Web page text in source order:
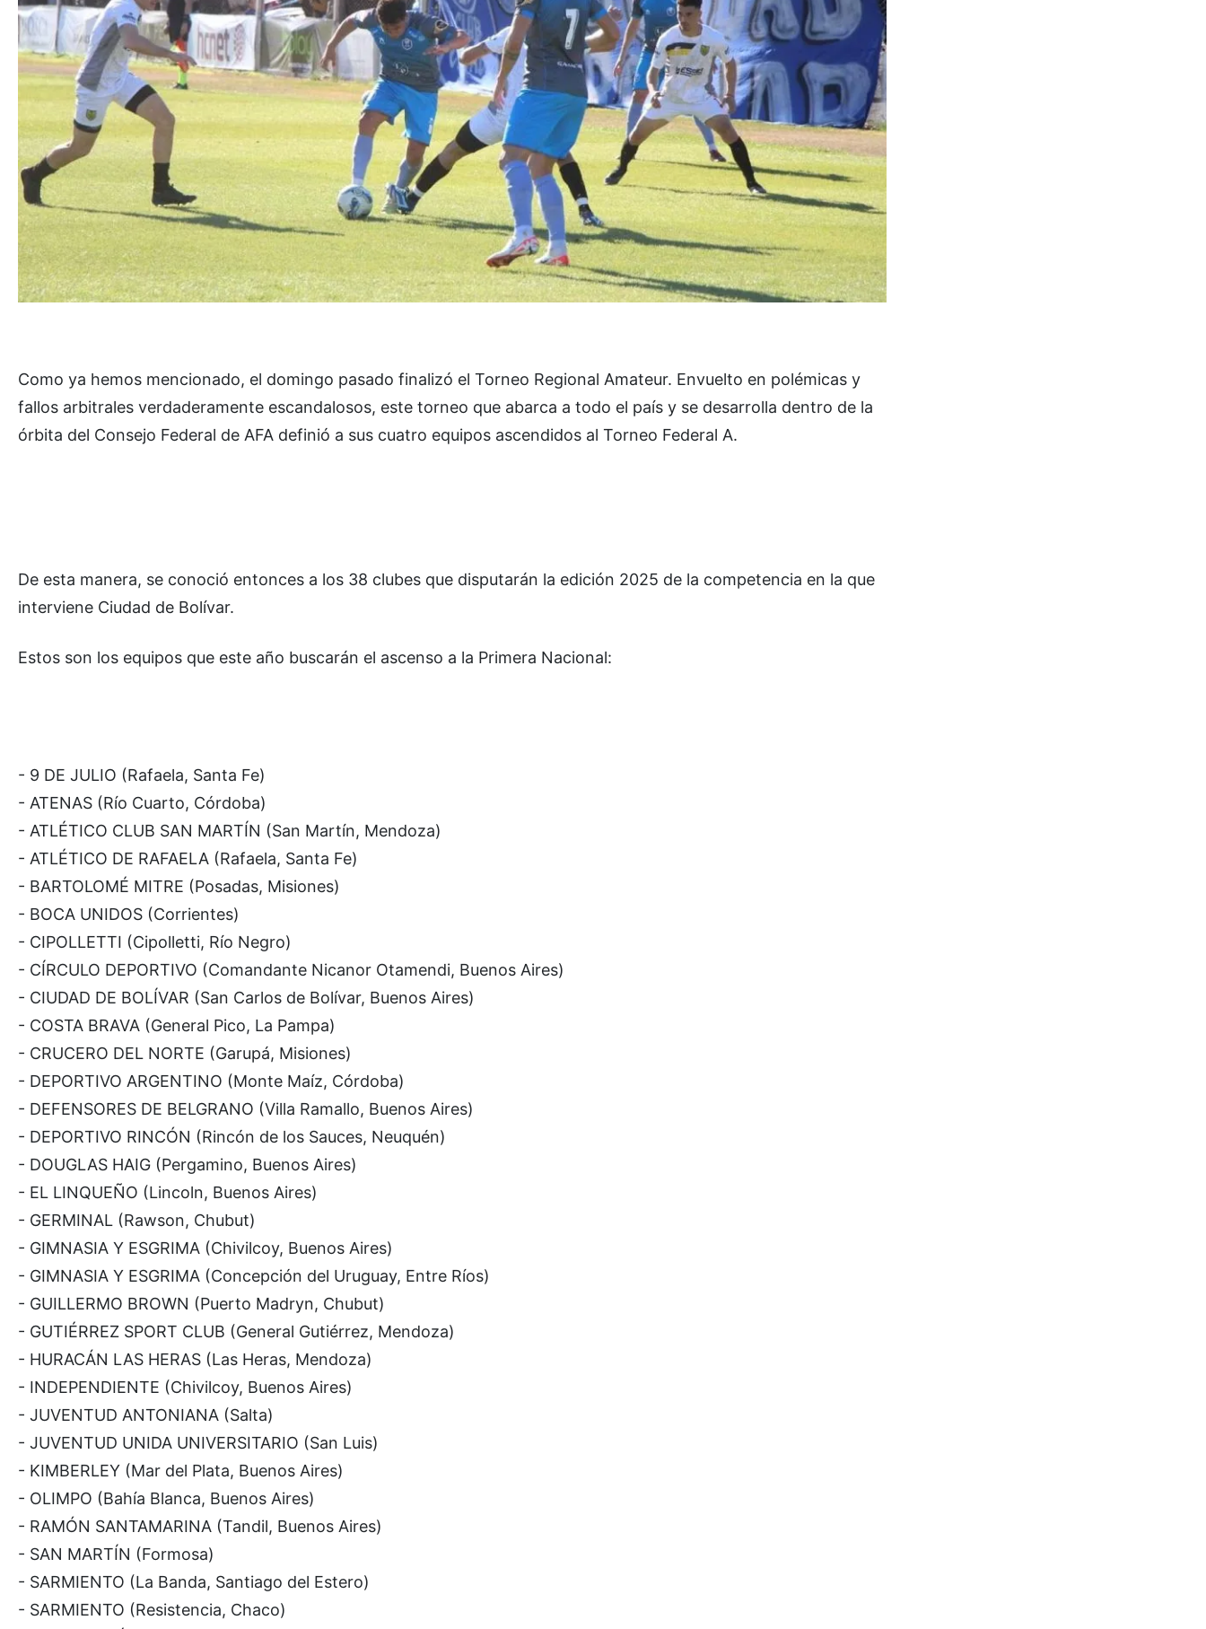
Como ya hemos mencionado, el domingo pasado finalizó el Torneo Regional Amateur. Envuelto en polémicas y
fallos arbitrales verdaderamente escandalosos, este torneo que abarca a todo el país y se desarrolla dentro de la
órbita del Consejo Federal de AFA definió a sus cuatro equipos ascendidos al Torneo Federal A.
De esta manera, se conoció entonces a los 38 clubes que disputarán la edición 2025 de la competencia en la que
interviene Ciudad de Bolívar.
Estos son los equipos que este año buscarán el ascenso a la Primera Nacional:
- 9 DE JULIO (Rafaela, Santa Fe)
- ATENAS (Río Cuarto, Córdoba)
- ATLÉTICO CLUB SAN MARTÍN (San Martín, Mendoza)
- ATLÉTICO DE RAFAELA (Rafaela, Santa Fe)
- BARTOLOMÉ MITRE (Posadas, Misiones)
- BOCA UNIDOS (Corrientes)
- CIPOLLETTI (Cipolletti, Río Negro)
- CÍRCULO DEPORTIVO (Comandante Nicanor Otamendi, Buenos Aires)
- CIUDAD DE BOLÍVAR (San Carlos de Bolívar, Buenos Aires)
- COSTA BRAVA (General Pico, La Pampa)
- CRUCERO DEL NORTE (Garupá, Misiones)
- DEPORTIVO ARGENTINO (Monte Maíz, Córdoba)
- DEFENSORES DE BELGRANO (Villa Ramallo, Buenos Aires)
- DEPORTIVO RINCÓN (Rincón de los Sauces, Neuquén)
- DOUGLAS HAIG (Pergamino, Buenos Aires)
- EL LINQUEÑO (Lincoln, Buenos Aires)
- GERMINAL (Rawson, Chubut)
- GIMNASIA Y ESGRIMA (Chivilcoy, Buenos Aires)
- GIMNASIA Y ESGRIMA (Concepción del Uruguay, Entre Ríos)
- GUILLERMO BROWN (Puerto Madryn, Chubut)
- GUTIÉRREZ SPORT CLUB (General Gutiérrez, Mendoza)
- HURACÁN LAS HERAS (Las Heras, Mendoza)
- INDEPENDIENTE (Chivilcoy, Buenos Aires)
- JUVENTUD ANTONIANA (Salta)
- JUVENTUD UNIDA UNIVERSITARIO (San Luis)
- KIMBERLEY (Mar del Plata, Buenos Aires)
- OLIMPO (Bahía Blanca, Buenos Aires)
- RAMÓN SANTAMARINA (Tandil, Buenos Aires)
- SAN MARTÍN (Formosa)
- SARMIENTO (La Banda, Santiago del Estero)
- SARMIENTO (Resistencia, Chaco)